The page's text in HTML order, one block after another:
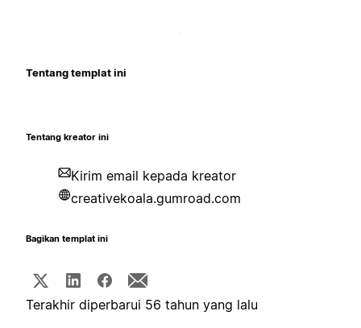
Tentang templat ini
Tentang kreator ini
Kirim email kepada kreator
creativekoala.gumroad.com
Bagikan templat ini
Terakhir diperbarui 56 tahun yang lalu